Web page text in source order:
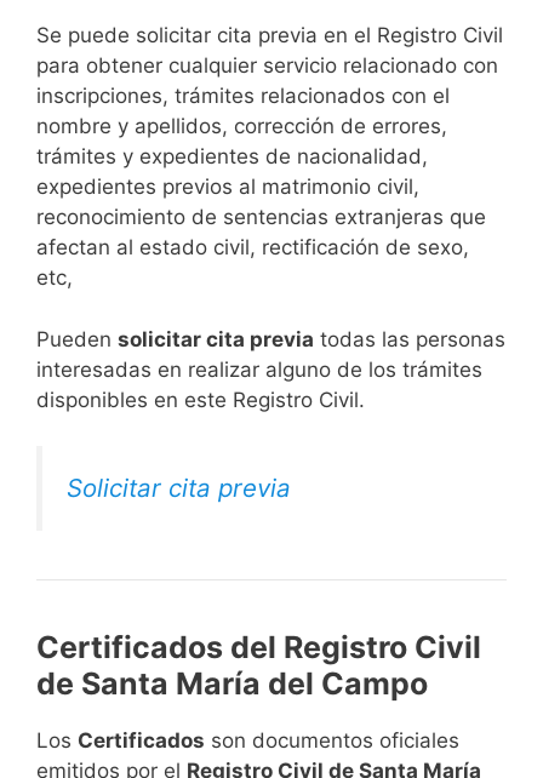
Se puede solicitar cita previa en el Registro Civil
para obtener cualquier servicio relacionado con
inscripciones, trámites relacionados con el
nombre y apellidos, corrección de errores,
trámites y expedientes de nacionalidad,
expedientes previos al matrimonio civil,
reconocimiento de sentencias extranjeras que
afectan al estado civil, rectificación de sexo,
etc,
​Pueden solicitar cita previa todas las personas
interesadas en realizar alguno de los trámites
disponibles en este Registro Civil.​
Solicitar cita previa
Certificados del Registro Civil
de Santa María del Campo
Los Certificados son documentos oficiales
emitidos por el Registro Civil de Santa María